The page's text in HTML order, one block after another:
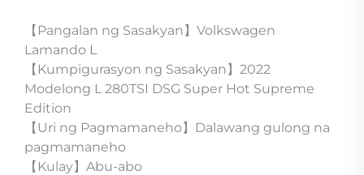
【Pangalan ng Sasakyan】Volkswagen
Lamando L
【Kumpigurasyon ng Sasakyan】2022
Modelong L 280TSI DSG Super Hot Supreme
Edition
【Uri ng Pagmamaneho】Dalawang gulong na
pagmamaneho
【Kulay】Abu-abo